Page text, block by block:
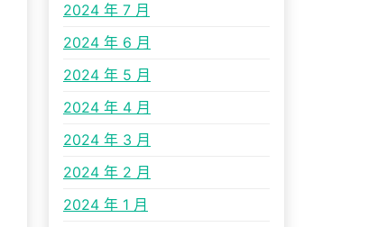
2024 年 7 月
2024 年 6 月
2024 年 5 月
2024 年 4 月
2024 年 3 月
2024 年 2 月
2024 年 1 月